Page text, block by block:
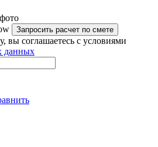
вы соглашаетесь с условиями
данных